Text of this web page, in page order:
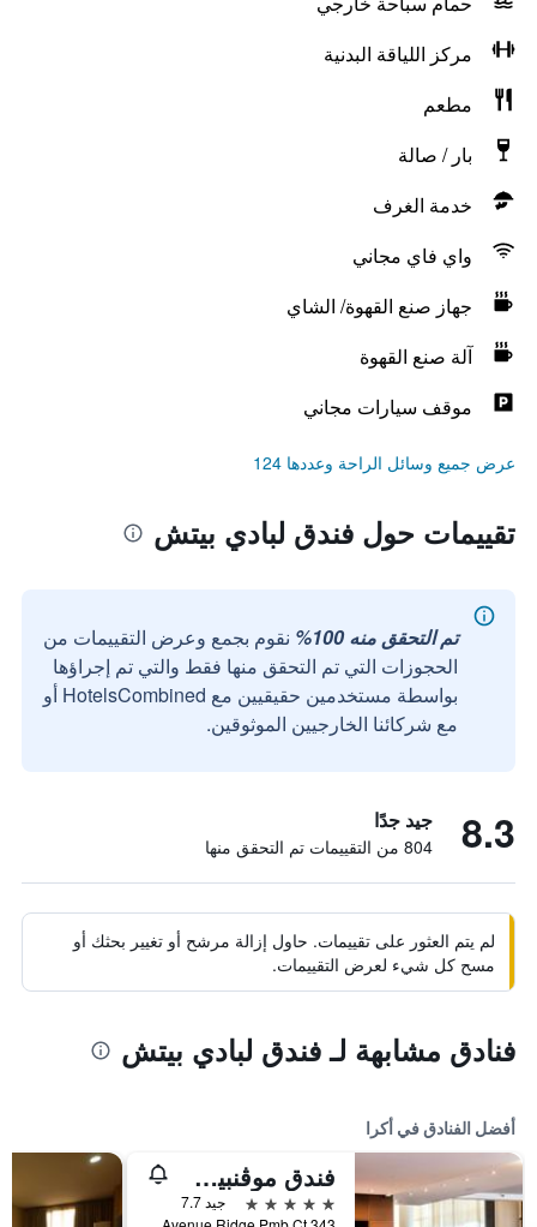
مركز اللياقة البدنية
مطعم
بار / صالة
خدمة الغرف
واي فاي مجاني
جهاز صنع القهوة/ الشاي
آلة صنع القهوة
موقف سيارات مجاني
عرض جميع وسائل الراحة وعددها 124
تقييمات حول فندق لبادي بيتش
تم التحقق منه 100%
نقوم بجمع وعرض التقييمات من
الحجوزات التي تم التحقق منها فقط والتي تم إجراؤها
بواسطة مستخدمين حقيقيين مع HotelsCombined أو
مع شركائنا الخارجيين الموثوقين.
8.3 جيد جدًا
804 من التقييمات تم التحقق منها
لم يتم العثور على تقييمات. حاول إزالة مرشح أو تغيير بحثك أو
مسح كل شيء لعرض التقييمات.
فنادق مشابهة لـ فندق لبادي بيتش
أفضل الفنادق في أكرا
فندق موڤنبيك أمباسادور أكرا
5 نجوم
جيد 7.7